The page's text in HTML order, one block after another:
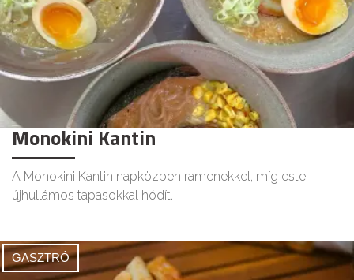
Monokini Kantin
A Monokini Kantin napközben ramenekkel, míg este
újhullámos tapasokkal hódít.
GASZTRÓ